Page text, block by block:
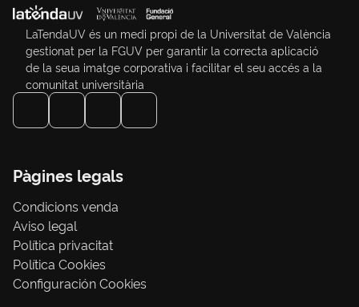
LaTendaUV és un medi propi de la Universitat de València
gestionat per la FGUV per garantir la correcta aplicació
de la seua imatge corporativa i facilitar el seu accés a la
comunitat universitària
Pàgines legals
Condicions venda
Aviso legal
Política privacitat
Política Cookies
Configuración Cookies